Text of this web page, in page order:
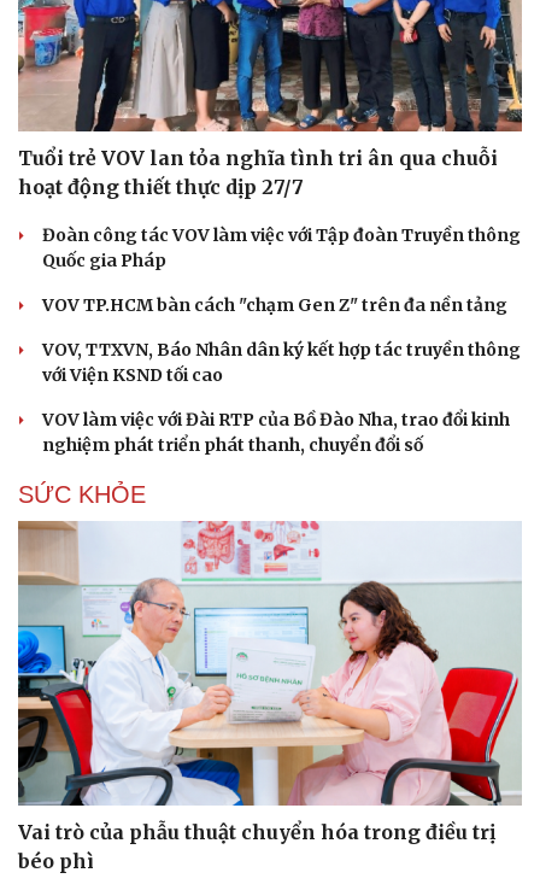
Cải chính
Tuổi trẻ VOV lan tỏa nghĩa tình tri ân qua chuỗi
hoạt động thiết thực dịp 27/7
Đoàn công tác VOV làm việc với Tập đoàn Truyền thông
Quốc gia Pháp
VOV TP.HCM bàn cách "chạm Gen Z" trên đa nền tảng
VOV, TTXVN, Báo Nhân dân ký kết hợp tác truyền thông
với Viện KSND tối cao
VOV làm việc với Đài RTP của Bồ Đào Nha, trao đổi kinh
nghiệm phát triển phát thanh, chuyển đổi số
SỨC KHỎE
Vai trò của phẫu thuật chuyển hóa trong điều trị
béo phì